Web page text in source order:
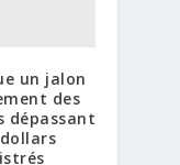
un jalon
des
dépassant